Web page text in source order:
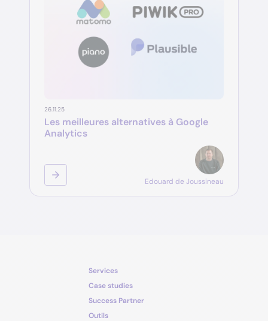
26.11.25
Les meilleures alternatives à Google
Analytics
Edouard de Joussineau
Services
Case studies
Success Partner
Outils